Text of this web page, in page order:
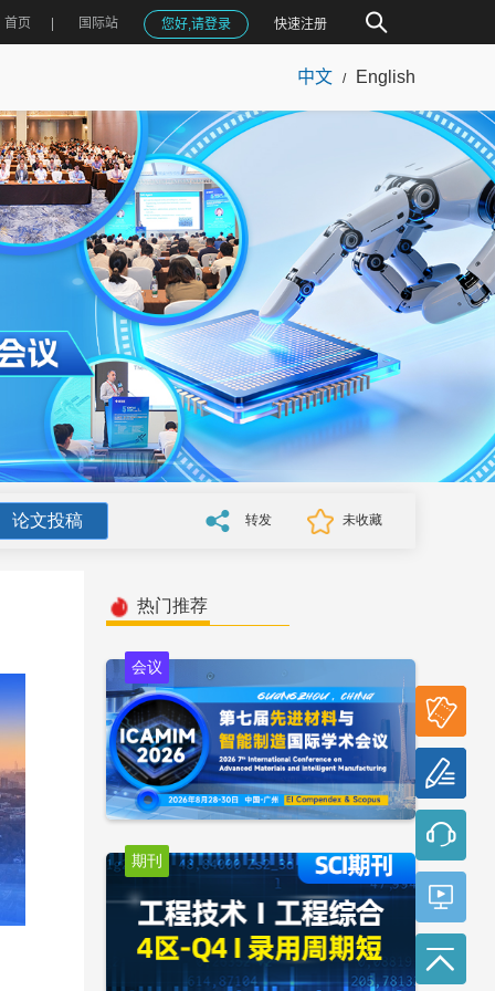
首页 国际站 您好,请登录 快速注册
中文 / English
论文投稿 转发 未收藏
热门推荐
会议
期刊
参会
报名
论文
投稿